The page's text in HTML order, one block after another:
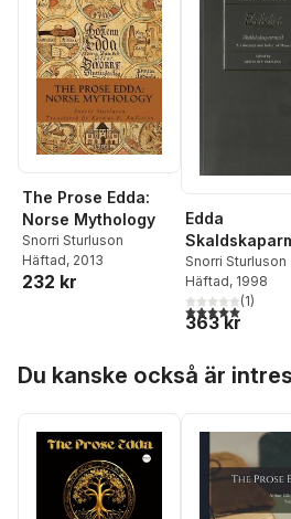
The Prose Edda:
Norse Mythology
Snorri Sturluson
Häftad, 2013
232 kr
Edda
Snorri Sturluson
Häftad, 1998
5,0utav 5(1)
363 kr
Du kanske också är